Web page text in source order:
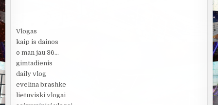
Vlogas
kaip is dainos
o man jau 36…
gimtadienis
daily vlog
evelina brashke
lietuviski vlogai